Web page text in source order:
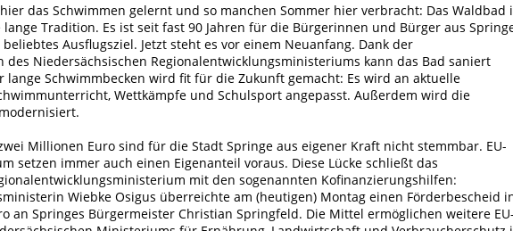
das Schwimmen gelernt und so manchen Sommer hier verbracht: Das Waldbad
Tradition. Es ist seit fast 90 Jahren für die Bürgerinnen und Bürger aus
Ausflugsziel. Jetzt steht es vor einem Neuanfang. Dank der
des Niedersächsischen Regionalentwicklungsministeriums kann das Bad saniert
lange Schwimmbecken wird fit für die Zukunft gemacht: Es wird an aktuelle
Wettkämpfe und Schulsport angepasst. Außerdem wird die
Millionen Euro sind für die Stadt Springe aus eigener Kraft nicht stemmbar. EU-
setzen immer auch einen Eigenanteil voraus. Diese Lücke schließt das
mit den sogenannten Kofinanzierungshilfen:
Wiebke Osigus überreichte am (heutigen) Montag einen Förderbescheid
an Springes Bürgermeister Christian Springfeld. Die Mittel ermöglichen weitere EU-